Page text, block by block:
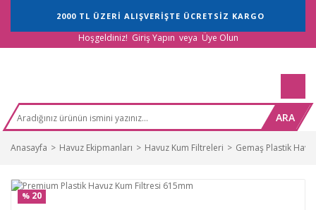
2000 TL ÜZERİ ALIŞVERİŞTE ÜCRETSİZ KARGO
Hoşgeldiniz! Giriş Yapın veya Üye Olun
ARA
Anasayfa Havuz Ekipmanları Havuz Kum Filtreleri Gemaş Plastik
% 20